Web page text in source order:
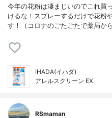
今年の花粉は凄まじいのでこれ買
けるな！スプレーするだけで花粉
す！（コロナのごたごたで薬局か
IHADA(イハダ)
アレルスクリーン EX
RSmaman